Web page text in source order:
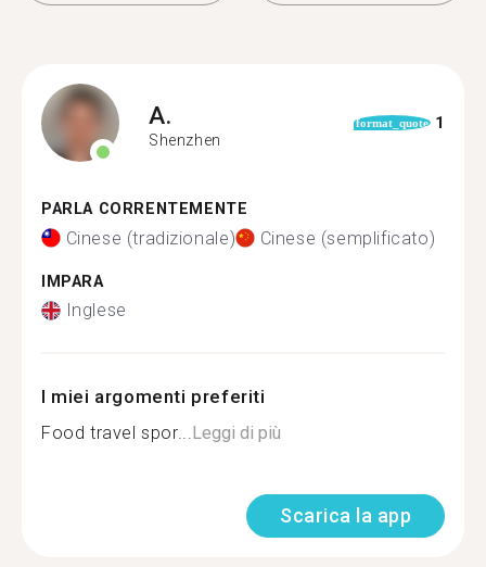
A.
Shenzhen
format_quote 1
PARLA CORRENTEMENTE
Cinese (tradizionale) Cinese (semplificato)
IMPARA
Inglese
I miei argomenti preferiti
Food travel spor...Leggi di più
Scarica la app